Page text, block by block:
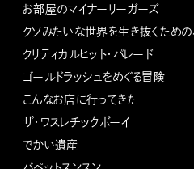
お部屋のマイナーリーガーズ
クソみたいな世界を生き抜くため
クリティカルヒット・パレード
ゴールドラッシュをめぐる冒険
こんなお店に行ってきた
ザ・ワスレチックボーイ
でかい遺産